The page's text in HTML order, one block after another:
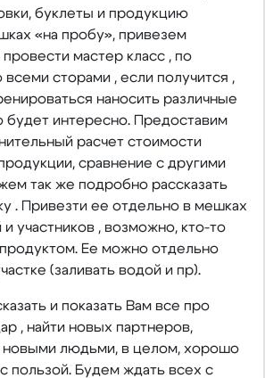
буклеты и продукцию
«на пробу», привезем
мастер класс , по
сторами , если получится ,
наносить различные
будет интересно. Предоставим
расчет стоимости
сравнение с другими
так же подробно рассказать
. Привезти ее отдельно в мешках
участников , возможно, кто-то
Ее можно отдельно
(заливать водой и пр).
и показать Вам все про
, найти новых партнеров,
новыми людьми, в целом, хорошо
пользой. Будем ждать всех с